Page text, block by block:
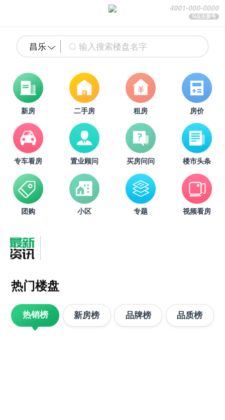
4001-000-0000
点击拨号
昌乐
新房 二手房 租房 房价
专车看房 置业顾问 买房问问 楼市头条
团购 小区 专题 视频看房
热门楼盘
热销榜 新房榜 品牌榜 品质榜